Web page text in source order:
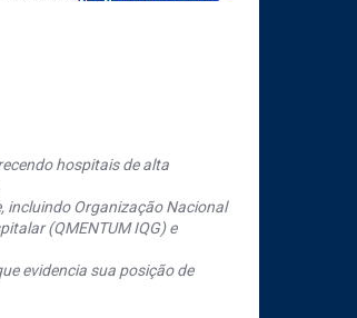
hospitais de alta
incluindo Organização Nacional
(QMENTUM IQG) e
evidencia sua posição de